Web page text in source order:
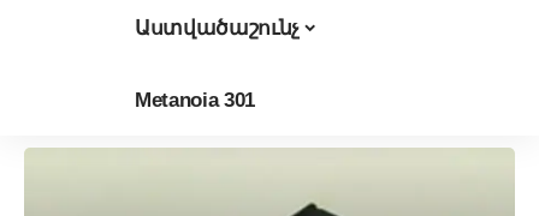
Աստվածաշունչ
Metanoia 301